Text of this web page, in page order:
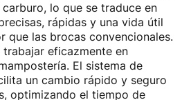
lo que se traduce en
rápidas y una vida útil
que las brocas convencionales.
eficazmente en
El sistema de
un cambio rápido y seguro
optimizando el tiempo de